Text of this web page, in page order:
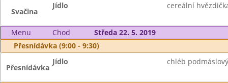
Svačina
Jídlo cereální
Menu Chod
Středa 22. 5. 2019
Přesnídávka (9:00 - 9:30)
Přesnídávka
Jídlo chléb